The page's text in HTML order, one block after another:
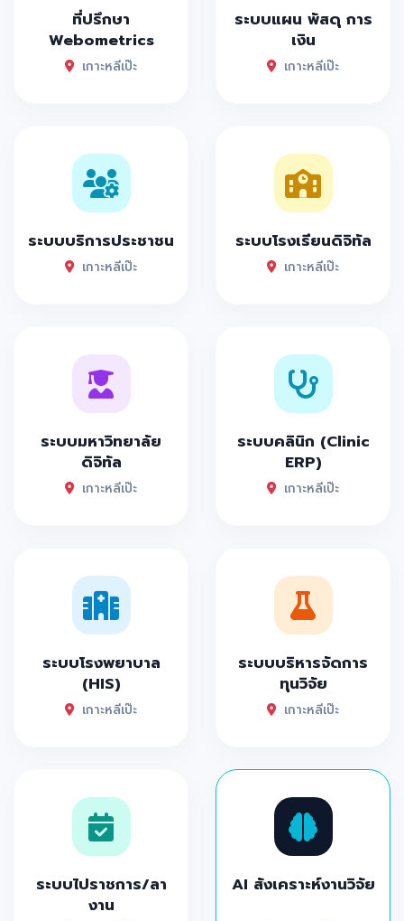
ที่ปรึกษา
Webometrics
เกาะหลีเป๊ะ
ระบบแผน พัสดุ การ
เงิน
เกาะหลีเป๊ะ
ระบบบริการประชาชน
เกาะหลีเป๊ะ
ระบบโรงเรียนดิจิทัล
เกาะหลีเป๊ะ
ระบบมหาวิทยาลัย
ดิจิทัล
เกาะหลีเป๊ะ
ระบบคลินิก (Clinic
ERP)
เกาะหลีเป๊ะ
ระบบโรงพยาบาล
(HIS)
เกาะหลีเป๊ะ
ระบบบริหารจัดการ
ทุนวิจัย
เกาะหลีเป๊ะ
ระบบไปราชการ/ลา
งาน
AI สังเคราะห์งานวิจัย